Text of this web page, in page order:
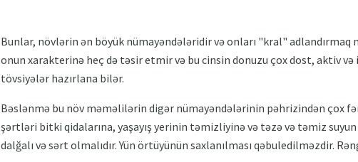
Bunlar, növlərin ən böyük nümayəndələridir və onları "kral"
onun xarakterinə heç də təsir etmir və bu cinsin donuzu çox dost, aktiv və
tövsiyələr hazırlana bilər.
Bəslənmə bu növ məməlilərin digər nümayəndələrinin pəhrizindən çox
şərtləri bitki qidalarına, yaşayış yerinin təmizliyinə və təzə və təmiz
dalğalı və sərt olmalıdır. Yün örtüyünün saxlanılması qəbuledilməzdir.